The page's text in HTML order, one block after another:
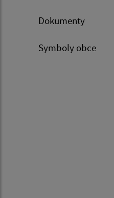
Dokumenty
Symboly obce